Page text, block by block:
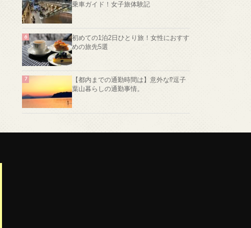
乗車ガイド！女子旅体験記
初めての1泊2日ひとり旅！女性におすす
めの旅先5選
【都内までの通勤時間は】意外な⁉️逗子
葉山暮らしの通勤事情。